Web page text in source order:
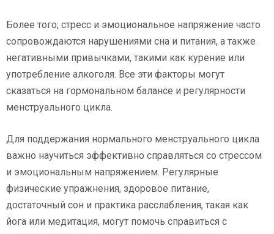
Более того, стресс и эмоциональное напряжение часто
сопровождаются нарушениями сна и питания, а также
негативными привычками, такими как курение или
употребление алкоголя. Все эти факторы могут
сказаться на гормональном балансе и регулярности
менструального цикла.
Для поддержания нормального менструального цикла
важно научиться эффективно справляться со стрессом
и эмоциональным напряжением. Регулярные
физические упражнения, здоровое питание,
достаточный сон и практика расслабления, такая как
йога или медитация, могут помочь справиться с